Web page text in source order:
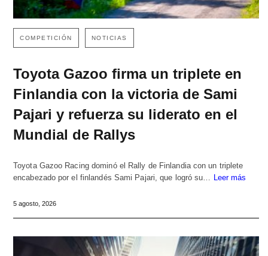
COMPETICIÓN NOTICIAS
Toyota Gazoo firma un triplete en
Finlandia con la victoria de Sami
Pajari y refuerza su liderato en el
Mundial de Rallys
Toyota Gazoo Racing dominó el Rally de Finlandia con un triplete
encabezado por el finlandés Sami Pajari, que logró su… Leer más
5 agosto, 2026